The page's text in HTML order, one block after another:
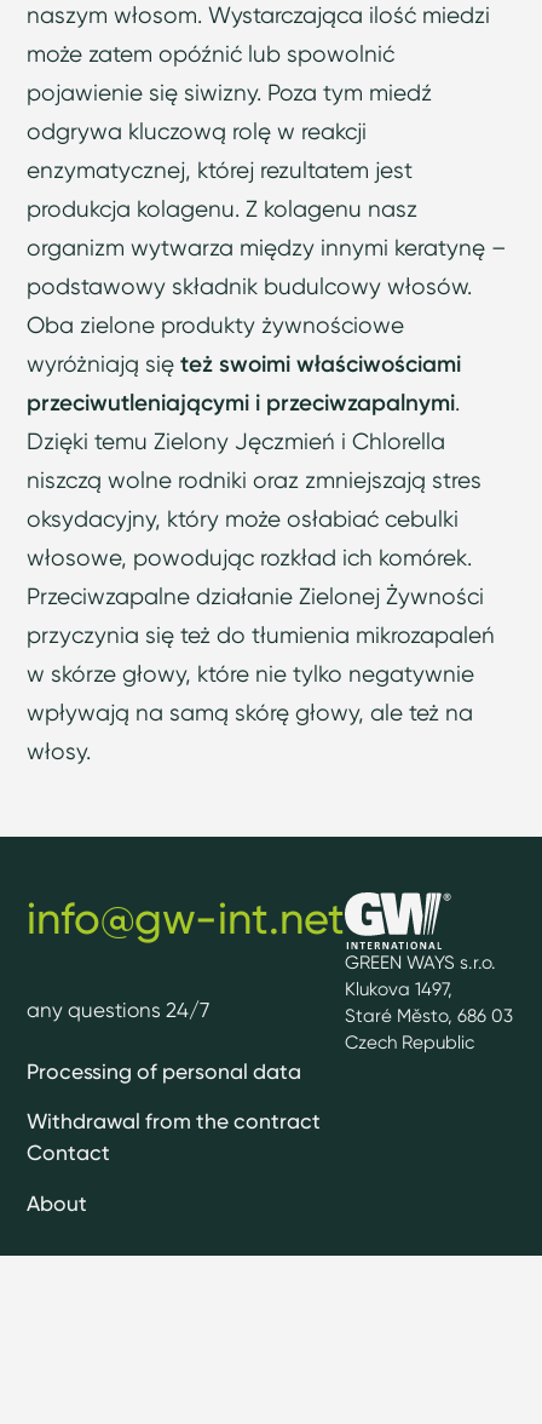
naszym włosom. Wystarczająca ilość miedzi
może zatem opóźnić lub spowolnić
pojawienie się siwizny. Poza tym miedź
odgrywa kluczową rolę w reakcji
enzymatycznej, której rezultatem jest
produkcja kolagenu. Z kolagenu nasz
organizm wytwarza między innymi keratynę –
podstawowy składnik budulcowy włosów.
Oba zielone produkty żywnościowe
wyróżniają sięteż swoimi właściwościami
przeciwutleniającymi i przeciwzapalnymi.
Dzięki temu Zielony Jęczmień i Chlorella
niszczą wolne rodniki oraz zmniejszają stres
oksydacyjny, który może osłabiać cebulki
włosowe, powodując rozkład ich komórek.
Przeciwzapalne działanie Zielonej Żywności
przyczynia się też do tłumienia mikrozapaleń
w skórze głowy, które nie tylko negatywnie
wpływają na samą skórę głowy, ale też na
włosy.
GREEN WAYS s.r.o.
Klukova 1497,
Staré Město, 686 03
Czech Republic
Processing of personal data
Withdrawal from the contract
Contact
About
info@gw-int.net
any questions 24/7